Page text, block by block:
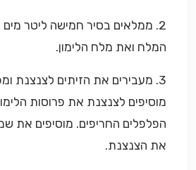
2. ממלאים בסיר חמישה ליטר
המלח ואת מלח הלימון.
3. מעבירים את הזיתים לצנצנת
מוסיפים לצנצנת את פרוסות
הפלפלים החריפים. מוסיפים את
את הצנצנת.